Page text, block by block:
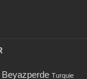
Beyazperde Turquie